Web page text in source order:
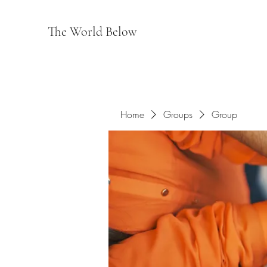
The World Below
Home Groups Group